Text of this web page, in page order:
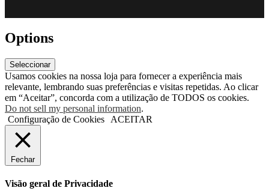
Options
Seleccionar
Usamos cookies na nossa loja para fornecer a experiência mais
relevante, lembrando suas preferências e visitas repetidas. Ao clicar
em “Aceitar”, concorda com a utilização de TODOS os cookies.
Do not sell my personal information.
Configuração de Cookies
ACEITAR
Fechar
Visão geral de Privacidade